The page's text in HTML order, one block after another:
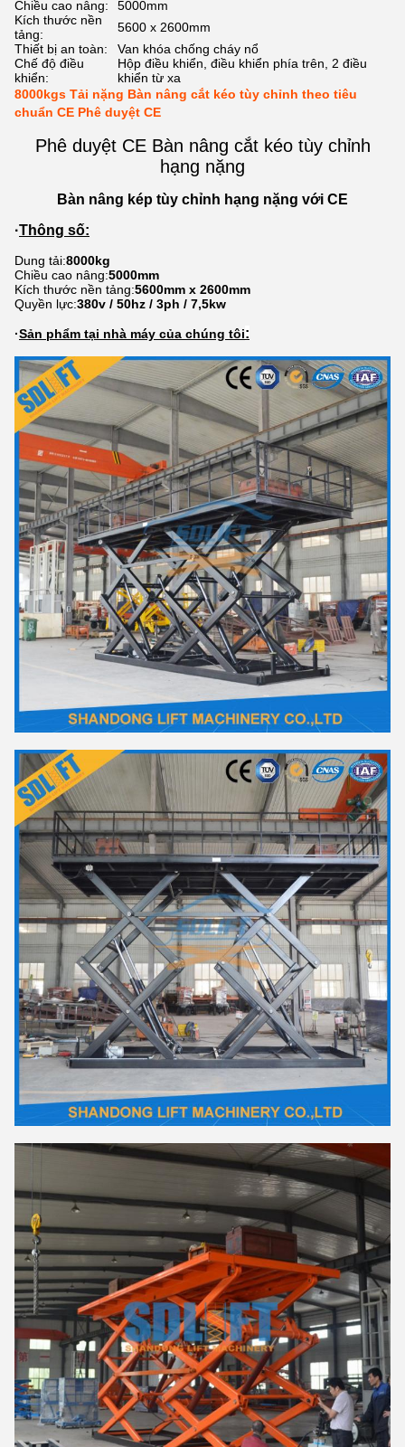
Chiều cao nâng:
5000mm
Kích thước nền
tảng:
5600 x 2600mm
Thiết bị an toàn:
Van khóa chống cháy nổ
Chế độ điều
khiển:
Hộp điều khiển, điều khiển phía trên, 2 điều
khiển từ xa
8000kgs Tải nặng Bàn nâng cắt kéo tùy chỉnh theo tiêu
chuẩn CE Phê duyệt CE
Phê duyệt CE Bàn nâng cắt kéo tùy chỉnh
hạng nặng
Bàn nâng kép tùy chỉnh hạng nặng với CE
·Thông số:
Dung tải:8000kg
Chiều cao nâng:5000mm
Kích thước nền tảng:5600mm x 2600mm
Quyền lực:380v / 50hz / 3ph / 7,5kw
·Sản phẩm tại nhà máy của chúng tôi: